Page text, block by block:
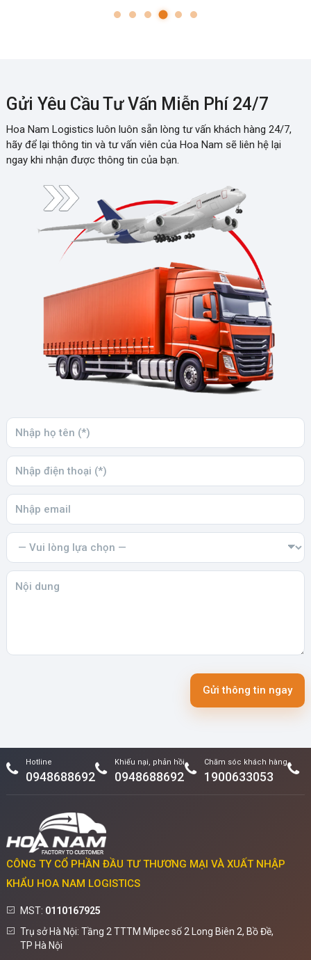
Gửi Yêu Cầu Tư Vấn Miễn Phí 24/7
Hoa Nam Logistics luôn luôn sẵn lòng tư vấn khách hàng 24/7,
hãy để lại thông tin và tư vấn viên của Hoa Nam sẽ liên hệ lại
ngay khi nhận được thông tin của bạn.
Gửi thông tin ngay
Hotline
0948688692
Khiếu nại, phản hồi
0948688692
Chăm sóc khách hàng
1900633053
CÔNG TY CỔ PHẦN ĐẦU TƯ THƯƠNG MẠI VÀ XUẤT NHẬP
KHẨU HOA NAM LOGISTICS
MST: 0110167925
Trụ sở Hà Nội: Tầng 2 TTTM Mipec số 2 Long Biên 2, Bồ Đề,
TP Hà Nội